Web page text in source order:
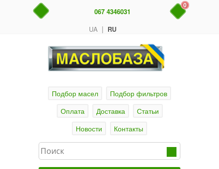
UA | RU
067 4346031
0
Подбор масел
Подбор фильтров
Оплата
Доставка
Статьи
Новости
Контакты